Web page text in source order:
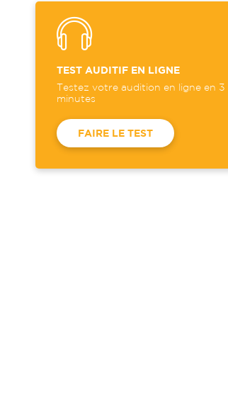
TEST AUDITIF EN LIGNE
Testez votre audition en ligne en 3
minutes
FAIRE LE TEST